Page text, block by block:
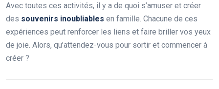
Avec toutes ces activités, il y a de quoi s’amuser et créer
des souvenirs inoubliables en famille. Chacune de ces
expériences peut renforcer les liens et faire briller vos yeux
de joie. Alors, qu’attendez-vous pour sortir et commencer à
créer ?